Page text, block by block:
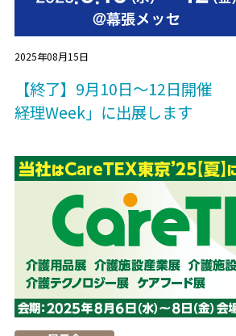
2025年08月15日
【終了】9月10日～12日開催
経理Week」に出展します